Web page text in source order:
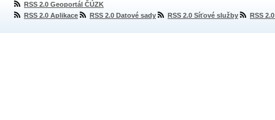
RSS 2.0 Geoportál ČÚZK
RSS 2.0 Aplikace
RSS 2.0 Datové sady RSS 2.0 Síťové služby RSS